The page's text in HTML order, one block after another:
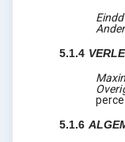
5.1.4
5.1.6